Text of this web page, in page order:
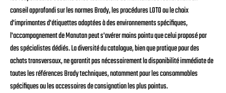
conseil approfondi sur les normes Brady, les procédures LOTO ou le choix
d'imprimantes d'étiquettes adaptées à des environnements spécifiques,
l'accompagnement de Manutan peut s'avérer moins pointu que celui proposé par
des spécialistes dédiés. La diversité du catalogue, bien que pratique pour des
achats transversaux, ne garantit pas nécessairement la disponibilité immédiate de
toutes les références Brady techniques, notamment pour les consommables
spécifiques ou les accessoires de consignation les plus pointus.